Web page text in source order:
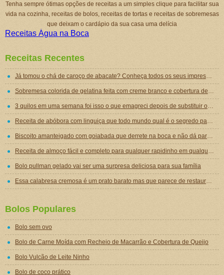
Tenha sempre ótimas opções de receitas a um simples clique para facilitar sua
vida na cozinha, receitas de bolos, receitas de tortas e receitas de sobremesas
que deixam o cardápio da sua casa uma delícia
Receitas Água na Boca
Receitas Recentes
Já tomou o chá de caroço de abacate? Conheça todos os seus impressionantes benefícios!
Sobremesa colorida de gelatina feita com creme branco e cobertura de mousse de gelatina
3 quilos em uma semana foi isso o que emagreci depois de substituir o jantar por essa sopa emagrecedora
Receita de abóbora com linguiça que todo mundo qual é o segredo para ficar tão gostosa
Biscoito amanteigado com goiabada que derrete na boca e não dá para comer um só
Receita de almoço fácil e completo para qualquer rapidinho em qualquer dia da semana
Bolo pullman gelado vai ser uma surpresa deliciosa para sua família
Essa calabresa cremosa é um prato barato mas que parece de restaurante chique de tão gostoso
Bolos Populares
Bolo sem ovo
Bolo de Carne Moída com Recheio de Macarrão e Cobertura de Queijo
Bolo Vulcão de Leite Ninho
Bolo de coco prático